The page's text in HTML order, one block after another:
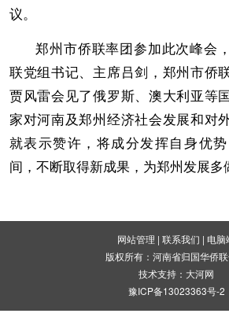
议。
郑州市侨联率团参加此次峰会
联党组书记、主席吕剑，郑州市侨
贾风雷会见了俄罗斯、澳大利亚等
家对河南及郑州经济社会发展和对
就表示赞许，将成分发挥自身优
间，不断取得新成果，为郑州发展多
网站管理 | 联系我们 | 电脑
版权所有：河南省归国华侨
技术支持： 大河网
豫ICP备13023363号-2